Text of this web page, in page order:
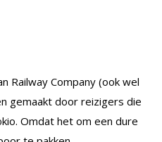
Railway Company (ook wel
gemaakt door reizigers die
Omdat het om een dure